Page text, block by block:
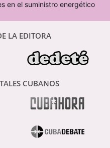
en el suministro energético
LA EDITORA
CUBANOS